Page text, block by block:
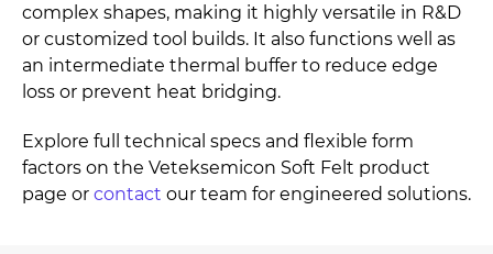
complex shapes, making it highly versatile in R&D
or customized tool builds. It also functions well as
an intermediate thermal buffer to reduce edge
loss or prevent heat bridging.
Explore full technical specs and flexible form
factors on the Veteksemicon Soft Felt product
page or contact our team for engineered solutions.